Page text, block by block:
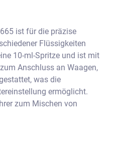
ist für die präzise
Flüssigkeiten
10-ml-Spritze und ist mit
Anschluss an Waagen,
was die
ermöglicht.
zum Mischen von
es sich für Titrationen und